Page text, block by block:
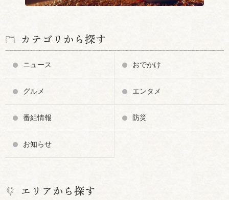
カテゴリから探す
ニュース おでかけ
グルメ エンタメ
番組情報 防災
お知らせ
エリアから探す